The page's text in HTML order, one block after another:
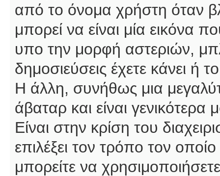
από το όνομα χρήστη όταν
μπορεί να είναι μία εικόνα
υπο την μορφή αστεριών,
δημοσιεύσεις έχετε κάνει
Η άλλη, συνήθως μια
άβαταρ και είναι
Είναι στην κρίση του
επιλέξει τον τρόπο τον
μπορείτε να